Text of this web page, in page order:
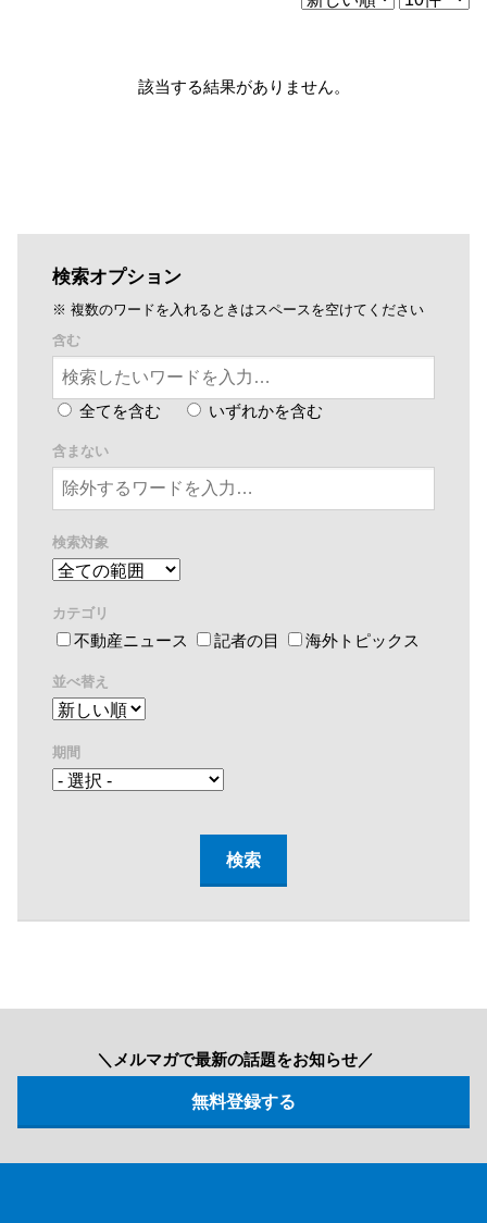
コンバージョン
都市再生
該当する結果がありません。
検索オプション
※ 複数のワードを入れるときはスペースを空けてください
含む
全てを含む いずれかを含む
含まない
検索対象
カテゴリ
不動産ニュース 記者の目 海外トピックス
並べ替え
期間
＼メルマガで最新の話題をお知らせ／